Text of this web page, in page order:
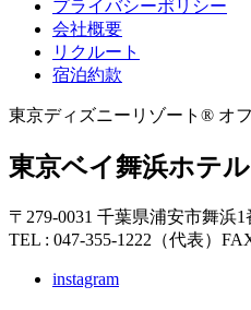
プライバシーポリシー
会社概要
リクルート
宿泊約款
東京ディズニーリゾート® オ
東京ベイ舞浜ホテル
〒279-0031 千葉県浦安市舞浜1
TEL : 047-355-1222（代表）
instagram